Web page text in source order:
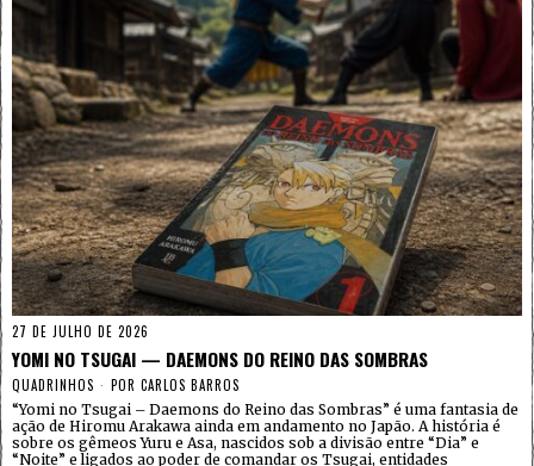
27 DE JULHO DE 2026
YOMI NO TSUGAI — DAEMONS DO REINO DAS SOMBRAS
QUADRINHOS POR CARLOS BARROS
“Yomi no Tsugai – Daemons do Reino das Sombras” é uma fantasia de
ação de Hiromu Arakawa ainda em andamento no Japão. A história é
sobre os gêmeos Yuru e Asa, nascidos sob a divisão entre “Dia” e
“Noite” e ligados ao poder de comandar os Tsugai, entidades